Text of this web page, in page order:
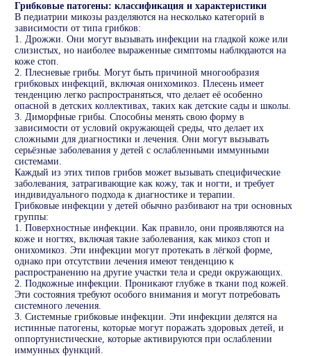
Грибковые патогены: классификация и характеристики
В педиатрии микозы разделяются на несколько категорий в
зависимости от типа грибков:
1. Дрожжи. Они могут вызывать инфекции на гладкой коже или
слизистых, но наиболее выраженные симптомы наблюдаются на
коже стоп.
2. Плесневые грибы. Могут быть причиной многообразия
грибковых инфекций, включая онихомикоз. Плесень имеет
тенденцию легко распространяться, что делает её особенно
опасной в детских коллективах, таких как детские сады и школы.
3. Диморфные грибы. Способны менять свою форму в
зависимости от условий окружающей среды, что делает их
сложными для диагностики и лечения. Они могут вызывать
серьёзные заболевания у детей с ослабленными иммунными
системами.
Каждый из этих типов грибов может вызывать специфические
заболевания, затрагивающие как кожу, так и ногти, и требует
индивидуального подхода к диагностике и терапии.
Грибковые инфекции у детей обычно разбивают на три основных
группы:
1. Поверхностные инфекции. Как правило, они проявляются на
коже и ногтях, включая такие заболевания, как микоз стоп и
онихомикоз. Эти инфекции могут протекать в лёгкой форме,
однако при отсутствии лечения имеют тенденцию к
распространению на другие участки тела и среди окружающих.
2. Подкожные инфекции. Проникают глубже в ткани под кожей.
Эти состояния требуют особого внимания и могут потребовать
системного лечения.
3. Системные грибковые инфекции. Эти инфекции делятся на
истинные патогены, которые могут поражать здоровых детей, и
оппортунистические, которые активируются при ослаблении
иммунных функций.